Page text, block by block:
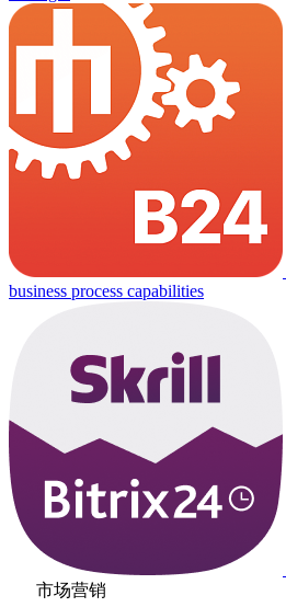
business process capabilities
市场营销